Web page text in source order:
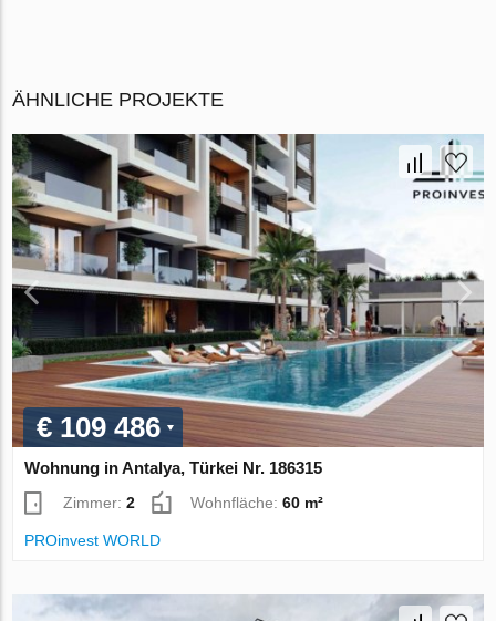
ÄHNLICHE PROJEKTE
€ 109 486
Wohnung in Antalya, Türkei Nr. 186315
Zimmer:2 Wohnfläche:60 m²
PROinvest WORLD